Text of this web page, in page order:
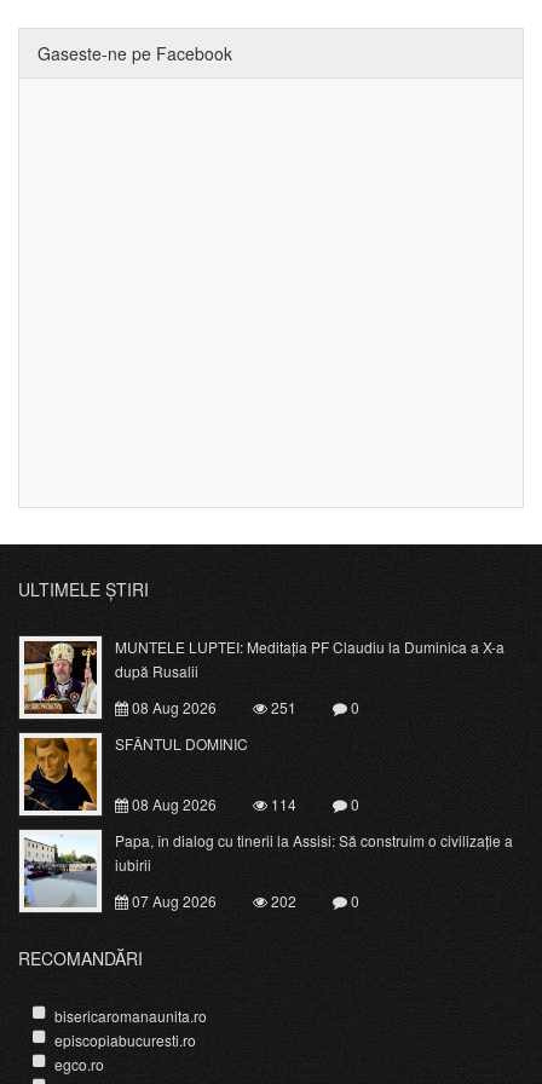
Gaseste-ne pe Facebook
ULTIMELE ȘTIRI
MUNTELE LUPTEI: Meditația PF Claudiu la Duminica a X-a
după Rusalii
08 Aug 2026
251
0
SFÂNTUL DOMINIC
08 Aug 2026 114
0
Papa, în dialog cu tinerii la Assisi: Să construim o civilizație a
iubirii
07 Aug 2026
202 0
RECOMANDĂRI
bisericaromanaunita.ro
episcopiabucuresti.ro
egco.ro